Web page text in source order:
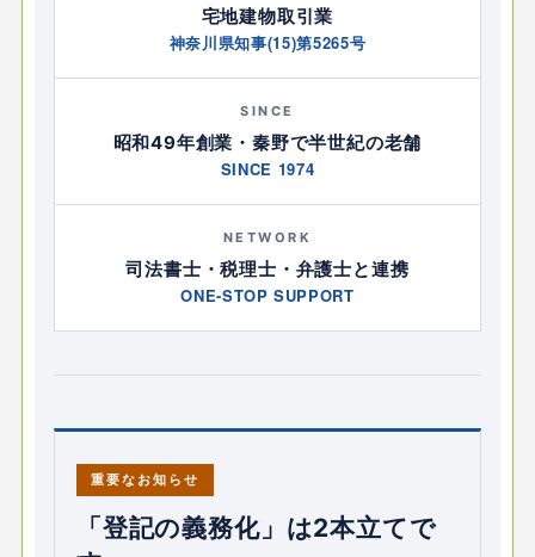
宅地建物取引業
神奈川県知事(15)第5265号
SINCE
昭和49年創業・秦野で半世紀の老舗
SINCE 1974
NETWORK
司法書士・税理士・弁護士と連携
ONE-STOP SUPPORT
重要なお知らせ
「登記の義務化」は2本立てで